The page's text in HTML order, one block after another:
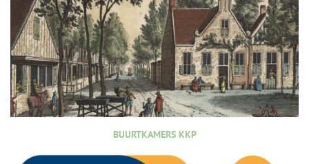
BUURTKAMERS KKP